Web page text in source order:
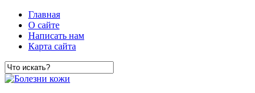
Главная
О сайте
Написать нам
Карта сайта